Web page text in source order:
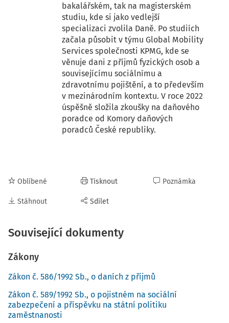
bakalářském, tak na magisterském
studiu, kde si jako vedlejší
specializaci zvolila Daně. Po studiích
začala působit v týmu Global Mobility
Services společnosti KPMG, kde se
věnuje dani z příjmů fyzických osob a
souvisejícímu sociálnímu a
zdravotnímu pojištění, a to především
v mezinárodním kontextu. V roce 2022
úspěšně složila zkoušky na daňového
poradce od Komory daňových
poradců České republiky.
Oblíbené
Stáhnout
Tisknout
Sdílet
Poznámka
Související dokumenty
Zákony
Zákon č. 586/1992 Sb., o daních z příjmů
Zákon č. 589/1992 Sb., o pojistném na sociální
zabezpečení a příspěvku na státní politiku
zaměstnanosti